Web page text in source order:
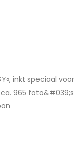
inkt speciaal
965 foto&#039;s